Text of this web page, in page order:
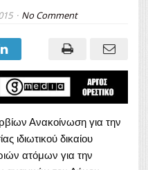
No Comment
Ανακοίνωση για την
ιδιωτικού δικαίου
ατόμων για την